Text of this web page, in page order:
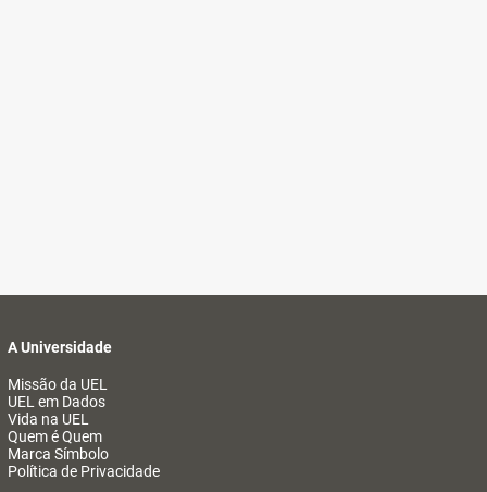
A Universidade
Missão da UEL
UEL em Dados
Vida na UEL
Quem é Quem
Marca Símbolo
Política de Privacidade